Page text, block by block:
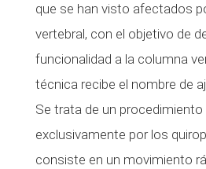
que se han visto afectados
vertebral, con el objetivo de
funcionalidad a la columna
técnica recibe el nombre de
Se trata de un procedimiento
exclusivamente por los
consiste en un movimiento